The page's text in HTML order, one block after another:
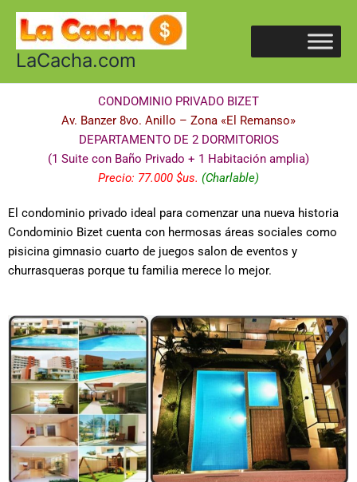
contenido
LaCacha.com
CONDOMINIO PRIVADO BIZET
Av. Banzer 8vo. Anillo – Zona «El Remanso»
DEPARTAMENTO DE 2 DORMITORIOS
(1 Suite con Baño Privado + 1 Habitación amplia)
Precio: 77.000 $us. (Charlable)
El condominio privado ideal para comenzar una nueva historia
Condominio Bizet cuenta con hermosas áreas sociales como
pisicina gimnasio cuarto de juegos salon de eventos y
churrasqueras porque tu familia merece lo mejor.